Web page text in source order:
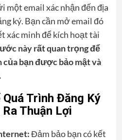
một email xác nhận đến địa
ký. Bạn cần mở email đó
xác minh để kích hoạt tài
này rất quan trọng để
của bạn được bảo mật và
Trình Đăng Ký
Thuận Lợi
Đảm bảo bạn có kết